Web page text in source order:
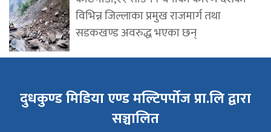
विभिन्न जिल्लाका प्रमुख राजमार्ग तथा
सडकखण्ड अवरुद्ध भएका छन्
दुधकुण्ड मिडिया एण्ड मल्टिपर्पोज प्रा.लि द्वारा
सञ्चालित